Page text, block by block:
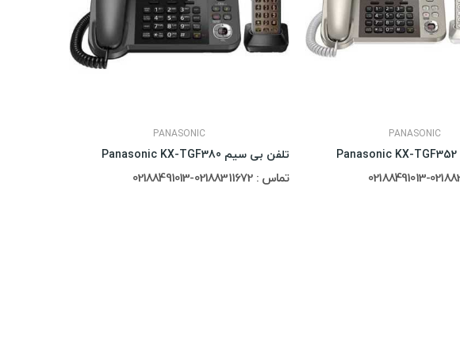
PANASONIC
PANASONIC
تلفن بی سیم Panasonic KX-TGF380
تماس : 02188311672-02188491013